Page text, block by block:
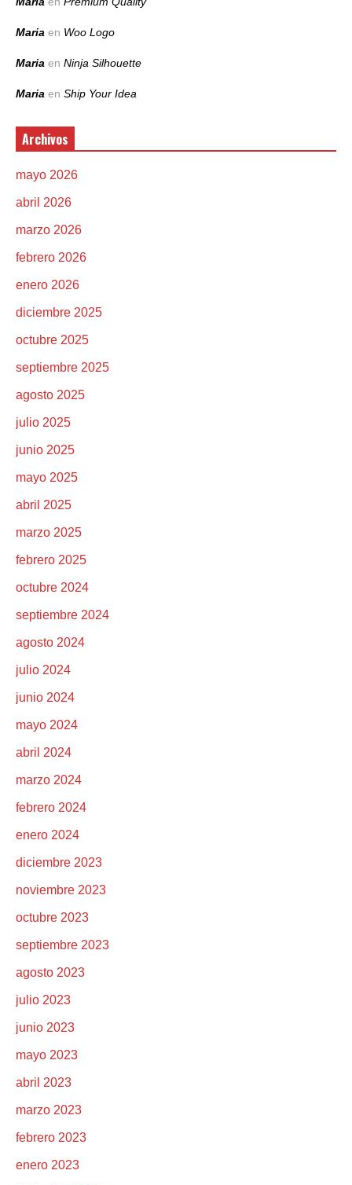
Maria en Woo Logo
Maria en Ninja Silhouette
Maria en Ship Your Idea
Archivos
mayo 2026
abril 2026
marzo 2026
febrero 2026
enero 2026
diciembre 2025
octubre 2025
septiembre 2025
agosto 2025
julio 2025
junio 2025
mayo 2025
abril 2025
marzo 2025
febrero 2025
octubre 2024
septiembre 2024
agosto 2024
julio 2024
junio 2024
mayo 2024
abril 2024
marzo 2024
febrero 2024
enero 2024
diciembre 2023
noviembre 2023
octubre 2023
septiembre 2023
agosto 2023
julio 2023
junio 2023
mayo 2023
abril 2023
marzo 2023
febrero 2023
enero 2023